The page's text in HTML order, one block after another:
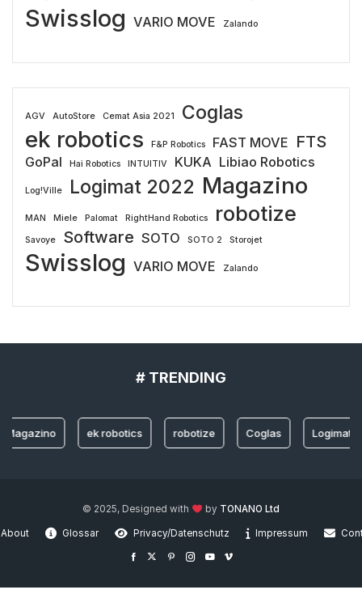
Swisslog VARIO MOVE Zalando
AGV AutoStore Cemat Asia 2021 Coglas
ek robotics F&P Robotics FAST MOVE FTS
GoPal Hai Robotics INTUITIV KUKA Libiao Robotics
Log!Ville Logimat 2022 Magazino
MAN Miele Palomat RightHand Robotics robotize
Savoye Software SOTO SOTO 2 Storojet
Swisslog VARIO MOVE Zalando
# TRENDING
ek robotics robotize Coglas Logimat 2022
© 2025, Designed with by TONANO Ltd
About Glossar Privacy/Datenschutz Impressum